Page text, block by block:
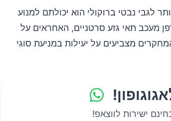
לגבי נבטי ברוקולי הוא יכולתם למנוע
מעכב תאי גזע סרטניים, האחראים על
מצביעים על יעילות במניעת סוגי
ישירות לווצאפ!